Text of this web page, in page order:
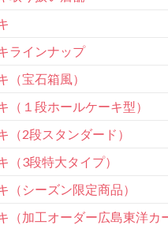
ラインナップ
（宝石箱風）
（１段ホールケーキ型）
（2段スタンダード）
（3段特大タイプ）
（シーズン限定商品）
（加工オーダー広島東洋カ